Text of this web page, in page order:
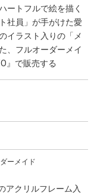
ートフルで絵を描く
社員」が手がけた愛
イラスト入りの「メ
、フルオーダーメイ
』で販売する
ーメイド
アクリルフレーム入